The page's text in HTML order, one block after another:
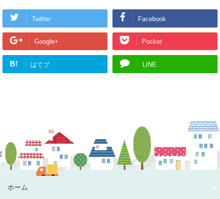
Twitter Facebook
Google+ Pocket
B! はてブ LINE
ホーム